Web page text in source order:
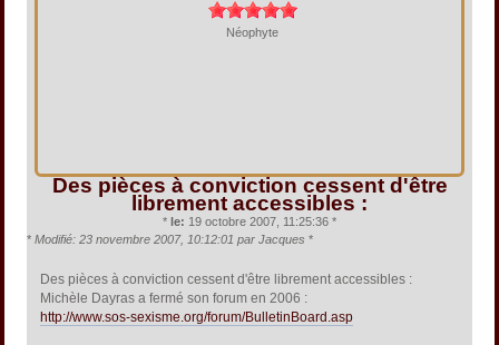
Néophyte
Des pièces à conviction cessent d'être
librement accessibles :
* le: 19 octobre 2007, 11:25:36 *
* Modifié: 23 novembre 2007, 10:12:01 par Jacques *
Des pièces à conviction cessent d'être librement accessibles :
Michèle Dayras a fermé son forum en 2006 :
http://www.sos-sexisme.org/forum/BulletinBoard.asp